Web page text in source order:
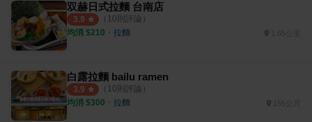
双赫日式拉麵 台南店
3.9 （ 10則評論）
均消 $210 ・ 拉麵 1.65公里
白露拉麵 bailu ramen
3.9 （ 10則評論）
均消 $300 ・ 拉麵 155公尺